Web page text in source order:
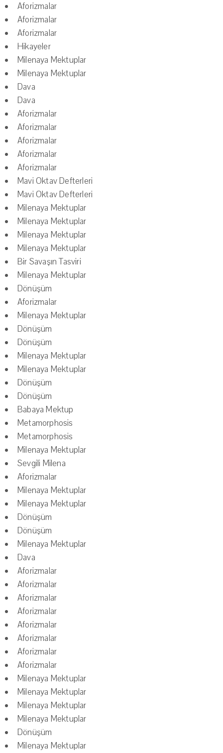
Aforizmalar
Aforizmalar
Aforizmalar
Hikayeler
Milenaya Mektuplar
Milenaya Mektuplar
Dava
Dava
Aforizmalar
Aforizmalar
Aforizmalar
Aforizmalar
Aforizmalar
Mavi Oktav Defterleri
Mavi Oktav Defterleri
Milenaya Mektuplar
Milenaya Mektuplar
Milenaya Mektuplar
Milenaya Mektuplar
Bir Savaşın Tasviri
Milenaya Mektuplar
Dönüşüm
Aforizmalar
Milenaya Mektuplar
Dönüşüm
Dönüşüm
Milenaya Mektuplar
Milenaya Mektuplar
Dönüşüm
Dönüşüm
Babaya Mektup
Metamorphosis
Metamorphosis
Milenaya Mektuplar
Sevgili Milena
Aforizmalar
Milenaya Mektuplar
Milenaya Mektuplar
Dönüşüm
Dönüşüm
Milenaya Mektuplar
Dava
Aforizmalar
Aforizmalar
Aforizmalar
Aforizmalar
Aforizmalar
Aforizmalar
Aforizmalar
Aforizmalar
Milenaya Mektuplar
Milenaya Mektuplar
Milenaya Mektuplar
Milenaya Mektuplar
Dönüşüm
Milenaya Mektuplar